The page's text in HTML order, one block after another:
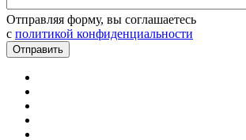
Отправляя форму, вы соглашаетесь
c политикой конфиденциальности